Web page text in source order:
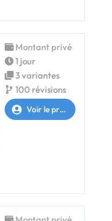
Montant privé
1 jour
3 variantes
100 révisions
Voir le profil